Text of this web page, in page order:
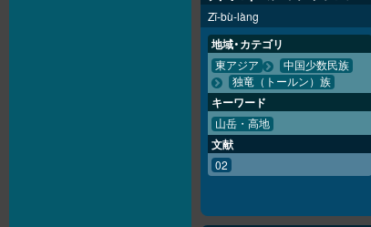
Zī-bù-làng
地域・カテゴリ
東アジア
中国少数民族
独竜（トールン）族
キーワード
山岳・高地
文献
02